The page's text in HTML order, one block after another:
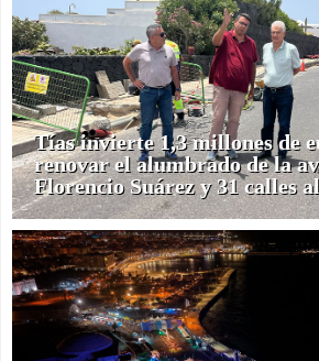
Tías invierte 1,3 millones de
renovar el alumbrado de la
Florencio Suárez y 31 calles